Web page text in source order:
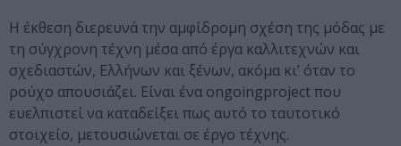
Η έκθεση διερευνά την αμφίδρομη σχέση της μόδας με
τη σύγχρονη τέχνη μέσα από έργα καλλιτεχνών και
σχεδιαστών, Ελλήνων και ξένων, ακόμα κι’ όταν το
ρούχο απουσιάζει. Είναι ένα ongoingproject που
ευελπιστεί να καταδείξει πως αυτό το ταυτοτικό
στοιχείο, μετουσιώνεται σε έργο τέχνης.